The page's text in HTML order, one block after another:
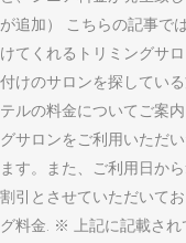
が追加） こちらの記事で
けてくれるトリミングサ
付けのサロンを探してい
テルの料金についてご案
グサロンをご利用いただ
ます。また、ご利用日か
割引とさせていただいて
グ料金. ※ 上記に記載され